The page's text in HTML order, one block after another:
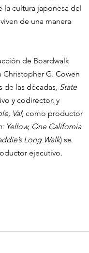
la cultura japonesa del
de una manera
de Boardwalk
Christopher G. Cowen
de las décadas, State
y codirector, y
Val) como productor
Yellow, One California
Long Walk) se
ejecutivo.